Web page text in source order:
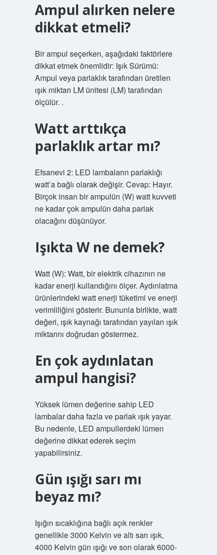
Ampul alırken nelere
dikkat etmeli?
Bir ampul seçerken, aşağıdaki faktörlere
dikkat etmek önemlidir: Işık Sürümü:
Ampul veya parlaklık tarafından üretilen
ışık miktarı LM ünitesi (LM) tarafından
ölçülür. .
Watt arttıkça
parlaklık artar mı?
Efsanevi 2: LED lambaların parlaklığı
watt’a bağlı olarak değişir. Cevap: Hayır.
Birçok insan bir ampulün (W) watt kuvveti
ne kadar çok ampulün daha parlak
olacağını düşünüyor.
Işıkta W ne demek?
Watt (W): Watt, bir elektrik cihazının ne
kadar enerji kullandığını ölçer. Aydınlatma
ürünlerindeki watt enerji tüketimi ve enerji
verimliliğini gösterir. Bununla birlikte, watt
değeri, ışık kaynağı tarafından yayılan ışık
miktarını doğrudan göstermez.
En çok aydınlatan
ampul hangisi?
Yüksek lümen değerine sahip LED
lambalar daha fazla ve parlak ışık yayar.
Bu nedenle, LED ampullerdeki lümen
değerine dikkat ederek seçim
yapabilirsiniz.
Gün ışığı sarı mı
beyaz mı?
Işığın sıcaklığına bağlı açık renkler
genellikle 3000 Kelvin ve altı sarı ışık,
4000 Kelvin gün ışığı ve son olarak 6000-